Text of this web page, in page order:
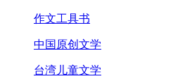
作文工具书
中国原创文学
台湾儿童文学